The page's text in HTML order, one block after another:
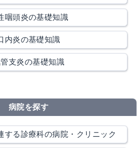
咽頭炎の基礎知識
内炎の基礎知識
支炎の基礎知識
病院を探す
する診療科の病院・クリニック